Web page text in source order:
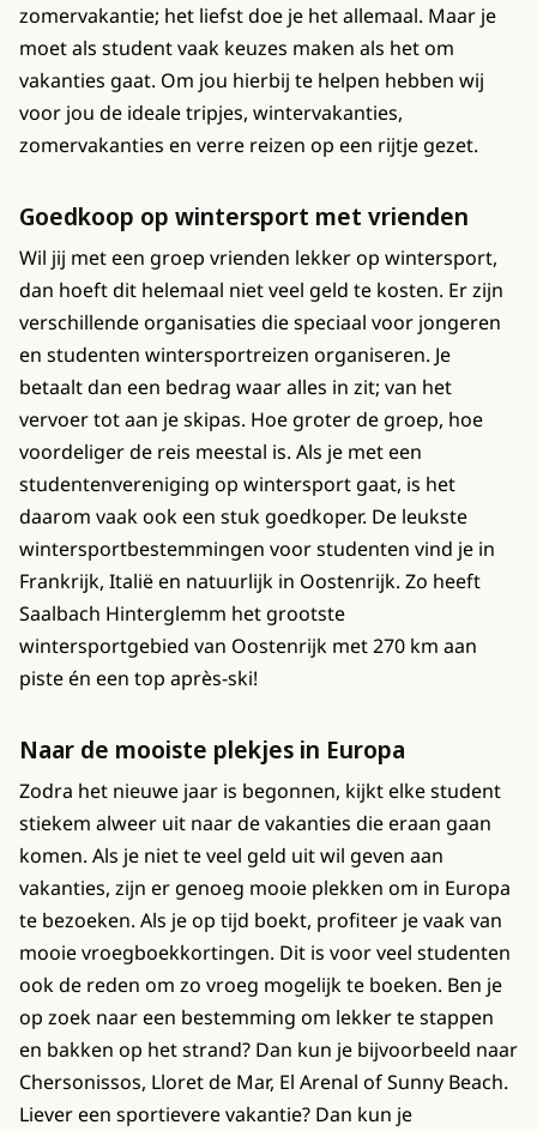
zomervakantie; het liefst doe je het allemaal. Maar je
moet als student vaak keuzes maken als het om
vakanties gaat. Om jou hierbij te helpen hebben wij
voor jou de ideale tripjes, wintervakanties,
zomervakanties en verre reizen op een rijtje gezet.
Goedkoop op wintersport met vrienden
Wil jij met een groep vrienden lekker op wintersport,
dan hoeft dit helemaal niet veel geld te kosten. Er zijn
verschillende organisaties die speciaal voor jongeren
en studenten wintersportreizen organiseren. Je
betaalt dan een bedrag waar alles in zit; van het
vervoer tot aan je skipas. Hoe groter de groep, hoe
voordeliger de reis meestal is. Als je met een
studentenvereniging op wintersport gaat, is het
daarom vaak ook een stuk goedkoper. De leukste
wintersportbestemmingen voor studenten vind je in
Frankrijk, Italië en natuurlijk in Oostenrijk. Zo heeft
Saalbach Hinterglemm het grootste
wintersportgebied van Oostenrijk met 270 km aan
piste én een top après-ski!
Naar de mooiste plekjes in Europa
Zodra het nieuwe jaar is begonnen, kijkt elke student
stiekem alweer uit naar de vakanties die eraan gaan
komen. Als je niet te veel geld uit wil geven aan
vakanties, zijn er genoeg mooie plekken om in Europa
te bezoeken. Als je op tijd boekt, profiteer je vaak van
mooie vroegboekkortingen. Dit is voor veel studenten
ook de reden om zo vroeg mogelijk te boeken. Ben je
op zoek naar een bestemming om lekker te stappen
en bakken op het strand? Dan kun je bijvoorbeeld naar
Chersonissos, Lloret de Mar, El Arenal of Sunny Beach.
Liever een sportievere vakantie? Dan kun je